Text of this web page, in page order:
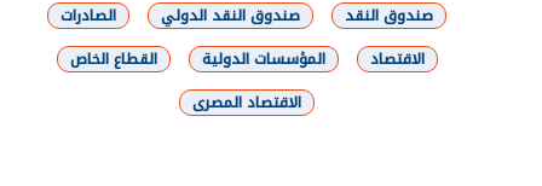
صندوق النقد صندوق النقد الدولي
الصادرات
الاقتصاد
المؤسسات الدولية
القطاع الخاص
الاقتصاد المصرى